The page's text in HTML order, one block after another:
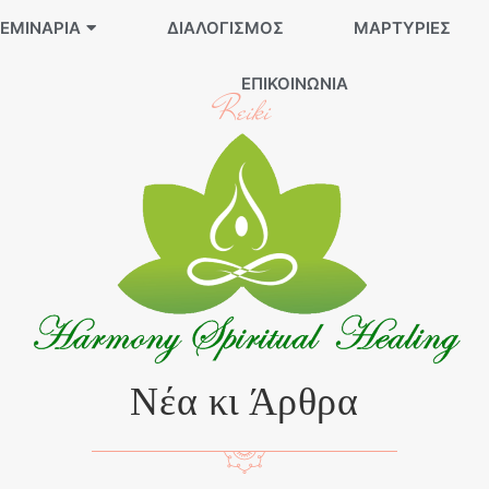
ΔΙΑΛΟΓΙΣΜΌΣ ΜΑΡΤΥΡΊΕΣ
ΕΠΙΚΟΙΝΩΝΊΑ
Reiki
Νέα κι Άρθρα